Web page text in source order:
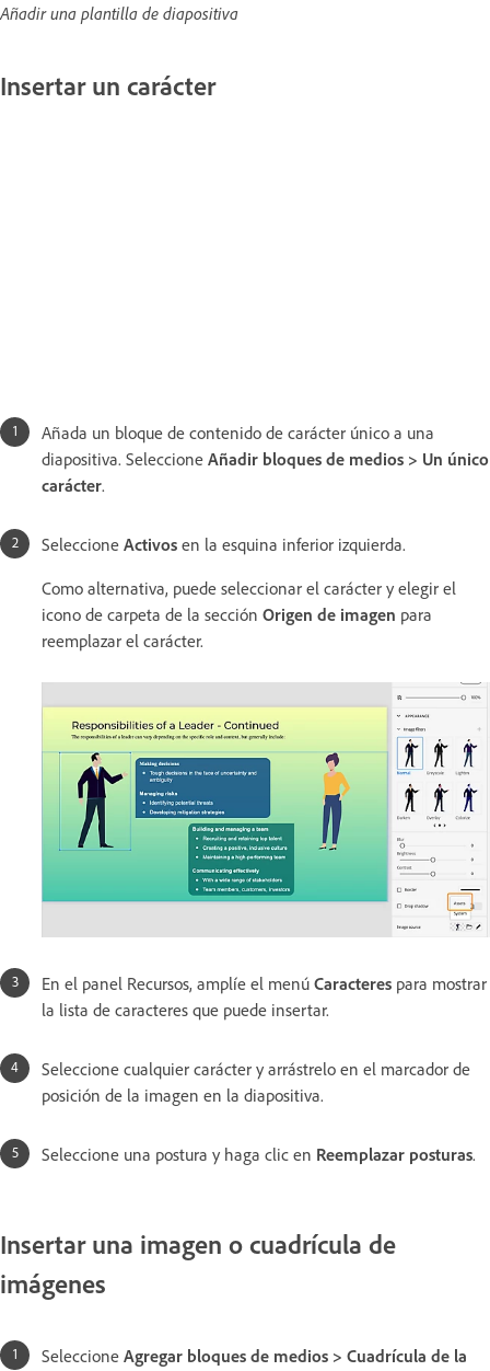
Añadir una plantilla de diapositiva
Insertar un carácter
Añada un bloque de contenido de carácter único a una
diapositiva. Seleccione Añadir bloques de medios > Un único
carácter.
Seleccione Activos en la esquina inferior izquierda.
Como alternativa, puede seleccionar el carácter y elegir el
icono de carpeta de la sección Origen de imagen para
reemplazar el carácter.
En el panel Recursos, amplíe el menú Caracteres para mostrar
la lista de caracteres que puede insertar.
Seleccione cualquier carácter y arrástrelo en el marcador de
posición de la imagen en la diapositiva.
Seleccione una postura y haga clic en Reemplazar posturas.
Insertar una imagen o cuadrícula de
imágenes
Seleccione Agregar bloques de medios > Cuadrícula de la